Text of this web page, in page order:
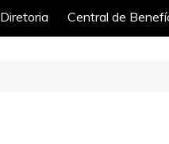
Diretoria Central de